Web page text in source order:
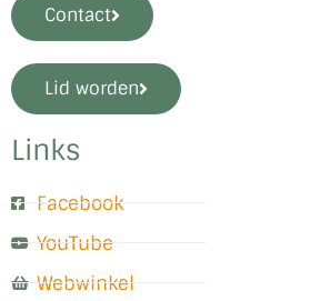
Contact
Lid worden
Links
Facebook
YouTube
Webwinkel